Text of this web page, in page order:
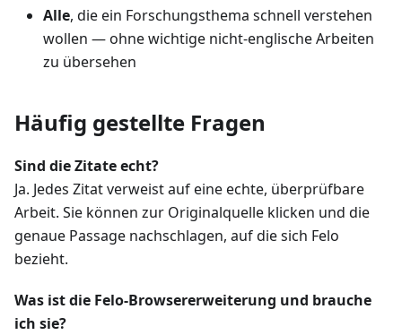
Alle, die ein Forschungsthema schnell verstehen
wollen — ohne wichtige nicht-englische Arbeiten
zu übersehen
Häufig gestellte Fragen
Sind die Zitate echt?
Ja. Jedes Zitat verweist auf eine echte, überprüfbare
Arbeit. Sie können zur Originalquelle klicken und die
genaue Passage nachschlagen, auf die sich Felo
bezieht.
Was ist die Felo-Browsererweiterung und brauche
ich sie?